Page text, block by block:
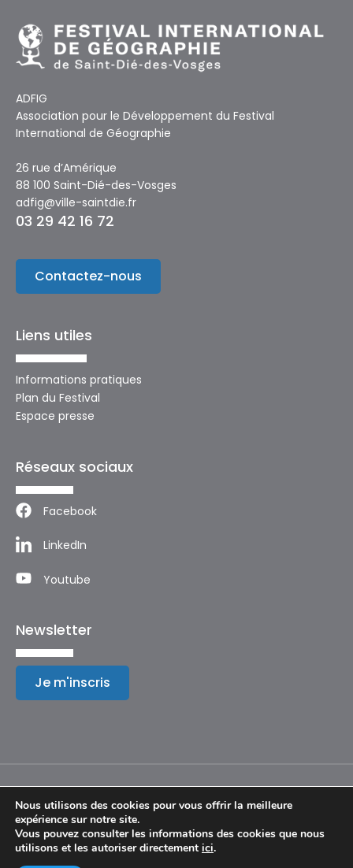
ADFIG
Association pour le Développement du Festival
International de Géographie
26 rue d’Amérique
88 100 Saint-Dié-des-Vosges
adfig@ville-saintdie.fr
03 29 42 16 72
Contactez-nous
Liens utiles
Informations pratiques
Plan du Festival
Espace presse
Réseaux sociaux
Facebook
LinkedIn
Youtube
Newsletter
Je m'inscris
© Copyright 2024 – Festival International de Géographie
Mentions légales
Nous utilisons des cookies pour vous offrir la meilleure
expérience sur notre site.
Vous pouvez consulter les informations des cookies que nous
utilisons et les autoriser directement ici.